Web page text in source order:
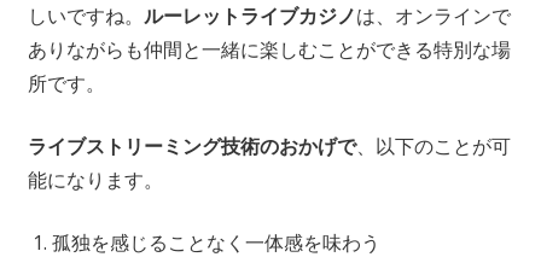
しいですね。 ルーレットライブカジノは、オンラインで
ありながらも仲間と一緒に楽しむことができる特別な場
所です。
ライブストリーミング技術のおかげで、以下のことが可
能になります。
孤独を感じることなく一体感を味わう